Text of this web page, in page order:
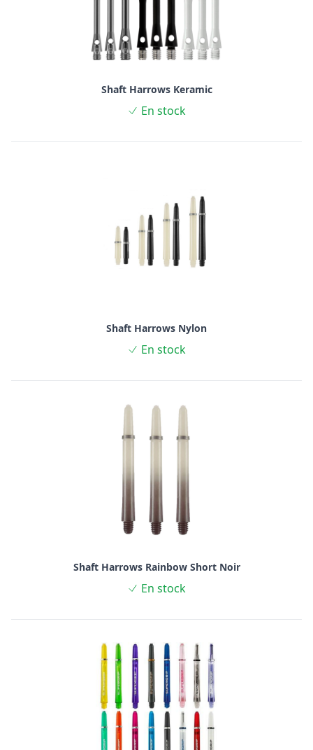
Shaft Harrows Keramic
En stock
Shaft Harrows Nylon
En stock
Shaft Harrows Rainbow Short Noir
En stock